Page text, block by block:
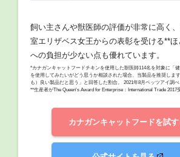
飼い主さんや獣医師の評価が非常に高く
室エリザベス女王からの表彰を受ける**
への負担が少ない点も優れています。
*カナガンキャットフードチキンを使用した獣医師114名を対象に「
を使用してみたいがどう思うか相談された場合、当製品を推奨しま
も）良い製品だと思う」と回答した割合。 2021年8月ベッツアイ調べ
**生産者がThe Queen's Award for Enterprise：International Trade 2017
カナガンキャットフードを試す